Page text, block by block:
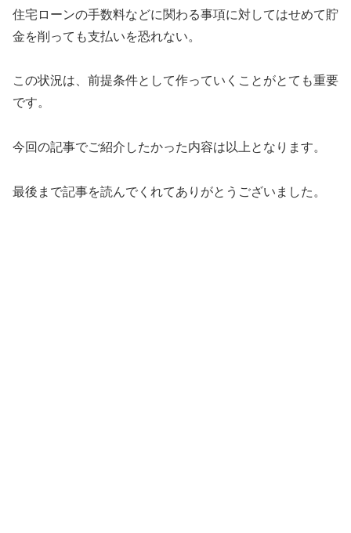
住宅ローンの手数料などに関わる事項に対してはせめて貯
金を削っても支払いを恐れない。
この状況は、前提条件として作っていくことがとても重要
です。
今回の記事でご紹介したかった内容は以上となります。
最後まで記事を読んでくれてありがとうございました。